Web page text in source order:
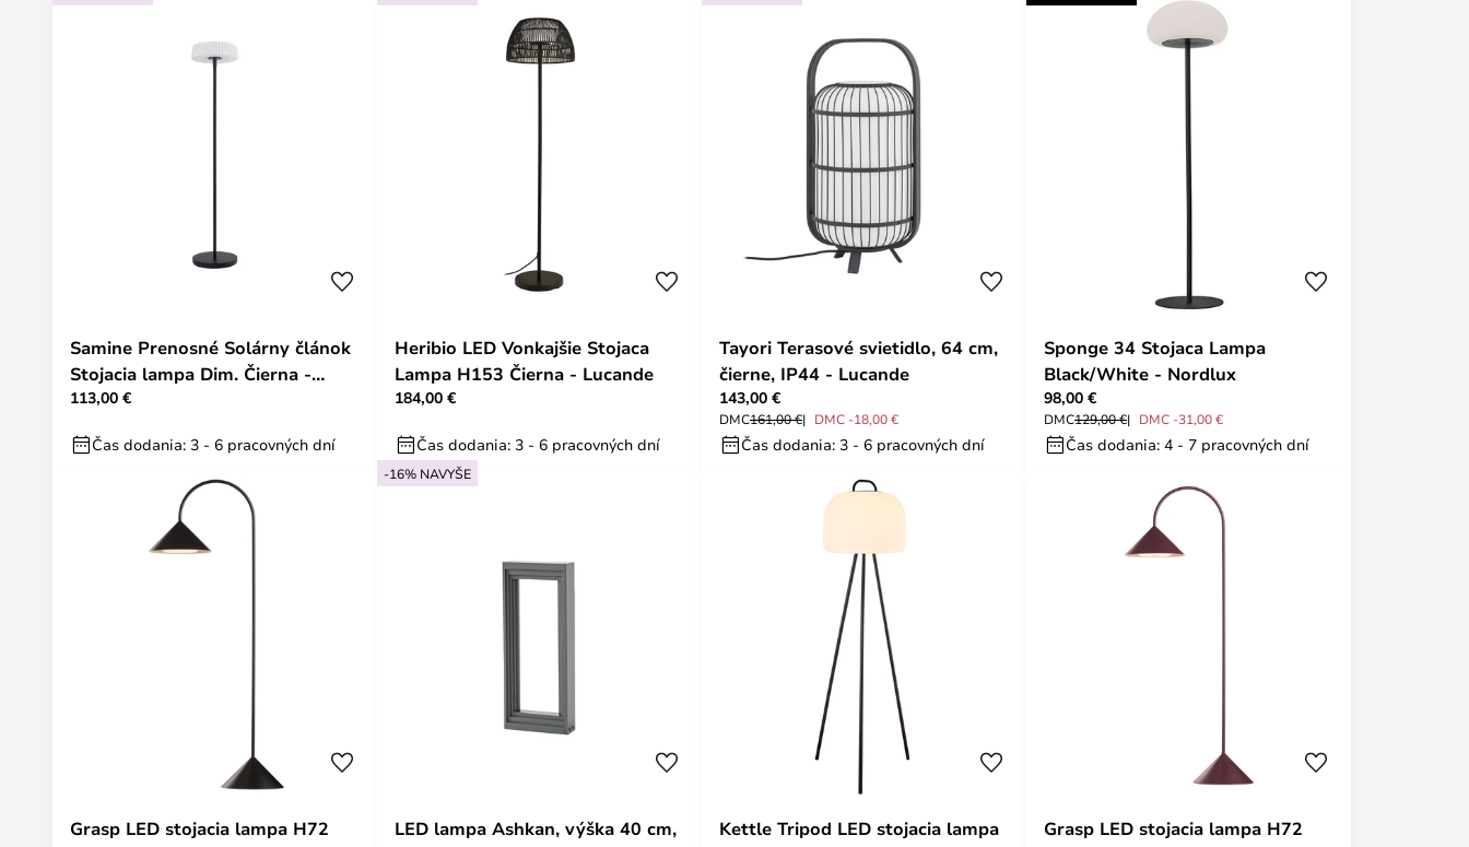
Samine Prenosné Solárny článok
Stojacia lampa Dim. Čierna -
Lindby
113,00 €
Čas dodania: 3 - 6 pracovných dní
Heribio LED Vonkajšie Stojaca
Lampa H153 Čierna - Lucande
184,00 €
Čas dodania: 3 - 6 pracovných dní
Tayori Terasové svietidlo, 64 cm,
čierne, IP44 - Lucande
143,00 €
DMC161,00 € DMC -18,00 €
Čas dodania: 3 - 6 pracovných dní
Sponge 34 Stojaca Lampa
Black/White - Nordlux
98,00 €
DMC129,00 € DMC -31,00 €
Čas dodania: 4 - 7 pracovných dní
Grasp LED stojacia lampa H72
-16% NAVYŠE
LED lampa Ashkan, výška 40 cm,
Kettle Tripod LED stojacia lampa
Grasp LED stojacia lampa H72